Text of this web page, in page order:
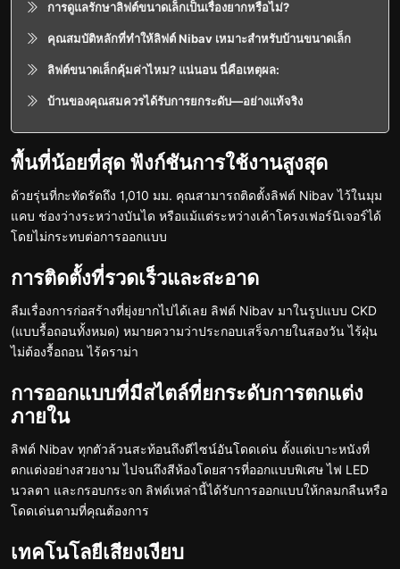
การดูแลรักษาลิฟต์ขนาดเล็กเป็นเรื่องยากหรือไม่?
คุณสมบัติหลักที่ทำให้ลิฟต์ Nibav เหมาะสำหรับบ้านขนาดเล็ก
ลิฟต์ขนาดเล็กคุ้มค่าไหม? แน่นอน นี่คือเหตุผล:
บ้านของคุณสมควรได้รับการยกระดับ—อย่างแท้จริง
พื้นที่น้อยที่สุด ฟังก์ชันการใช้งานสูงสุด
ด้วยรุ่นที่กะทัดรัดถึง 1,010 มม. คุณสามารถติดตั้งลิฟต์ Nibav ไว้ในมุม
แคบ ช่องว่างระหว่างบันได หรือแม้แต่ระหว่างเค้าโครงเฟอร์นิเจอร์ได้
โดยไม่กระทบต่อการออกแบบ
การติดตั้งที่รวดเร็วและสะอาด
ลืมเรื่องการก่อสร้างที่ยุ่งยากไปได้เลย ลิฟต์ Nibav มาในรูปแบบ CKD
(แบบรื้อถอนทั้งหมด) หมายความว่าประกอบเสร็จภายในสองวัน ไร้ฝุ่น
ไม่ต้องรื้อถอน ไร้ดราม่า
การออกแบบที่มีสไตล์ที่ยกระดับการตกแต่ง
ภายใน
ลิฟต์ Nibav ทุกตัวล้วนสะท้อนถึงดีไซน์อันโดดเด่น ตั้งแต่เบาะหนังที่
ตกแต่งอย่างสวยงาม ไปจนถึงสีห้องโดยสารที่ออกแบบพิเศษ ไฟ LED
นวลตา และกรอบกระจก ลิฟต์เหล่านี้ได้รับการออกแบบให้กลมกลืนหรือ
โดดเด่นตามที่คุณต้องการ
เทคโนโลยีเสียงเงียบ